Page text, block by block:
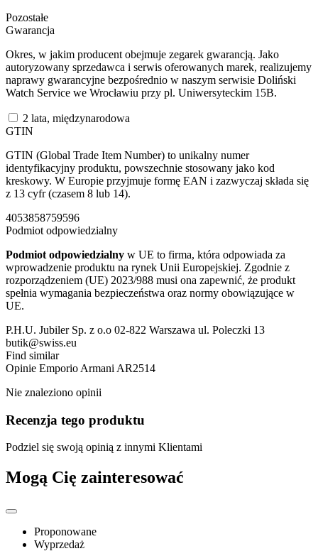
Pozostałe
Gwarancja
Okres, w jakim producent obejmuje zegarek gwarancją. Jako
autoryzowany sprzedawca i serwis oferowanych marek, realizujemy
naprawy gwarancyjne bezpośrednio w naszym serwisie Doliński
Watch Service we Wrocławiu przy pl. Uniwersyteckim 15B.
2 lata, międzynarodowa
GTIN
GTIN (Global Trade Item Number) to unikalny numer
identyfikacyjny produktu, powszechnie stosowany jako kod
kreskowy. W Europie przyjmuje formę EAN i zazwyczaj składa się
z 13 cyfr (czasem 8 lub 14).
4053858759596
Podmiot odpowiedzialny
Podmiot odpowiedzialny w UE to firma, która odpowiada za
wprowadzenie produktu na rynek Unii Europejskiej. Zgodnie z
rozporządzeniem (UE) 2023/988 musi ona zapewnić, że produkt
spełnia wymagania bezpieczeństwa oraz normy obowiązujące w
UE.
P.H.U. Jubiler Sp. z o.o 02-822 Warszawa ul. Poleczki 13
butik@swiss.eu
Find similar
Opinie Emporio Armani AR2514
Nie znaleziono opinii
Recenzja tego produktu
Podziel się swoją opinią z innymi Klientami
Mogą Cię zainteresować
Proponowane
Wyprzedaż